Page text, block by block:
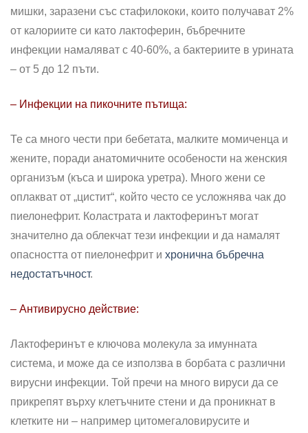
мишки, заразени със стафилококи, които получават 2%
от калориите си като лактоферин, бъбречните
инфекции намаляват с 40-60%, а бактериите в урината
– от 5 до 12 пъти.
– Инфекции на пикочните пътища:
Те са много чести при бебетата, малките момиченца и
жените, поради анатомичните особености на женския
организъм (къса и широка уретра). Много жени се
оплакват от „цистит“, който често се усложнява чак до
пиелонефрит. Коластрата и лактоферинът могат
значително да облекчат тези инфекции и да намалят
опасността от пиелонефрит и хронична бъбречна
недостатъчност.
– Антивирусно действие:
Лактоферинът е ключова молекула за имунната
система, и може да се използва в борбата с различни
вирусни инфекции. Той пречи на много вируси да се
прикрепят върху клетъчните стени и да проникнат в
клетките ни – например цитомегаловирусите и